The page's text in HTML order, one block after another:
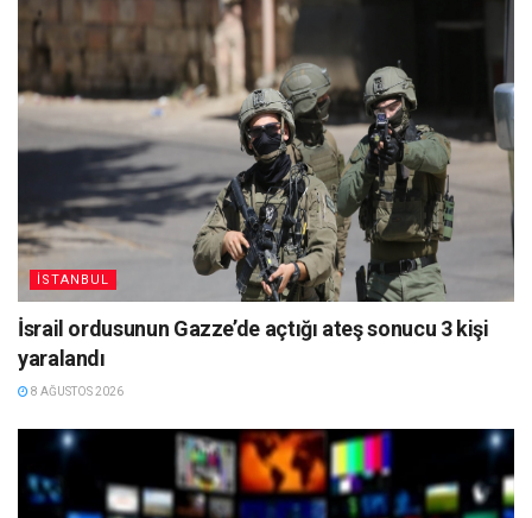
İSTANBUL
İsrail ordusunun Gazze’de açtığı ateş sonucu 3 kişi
yaralandı
8 AĞUSTOS 2026